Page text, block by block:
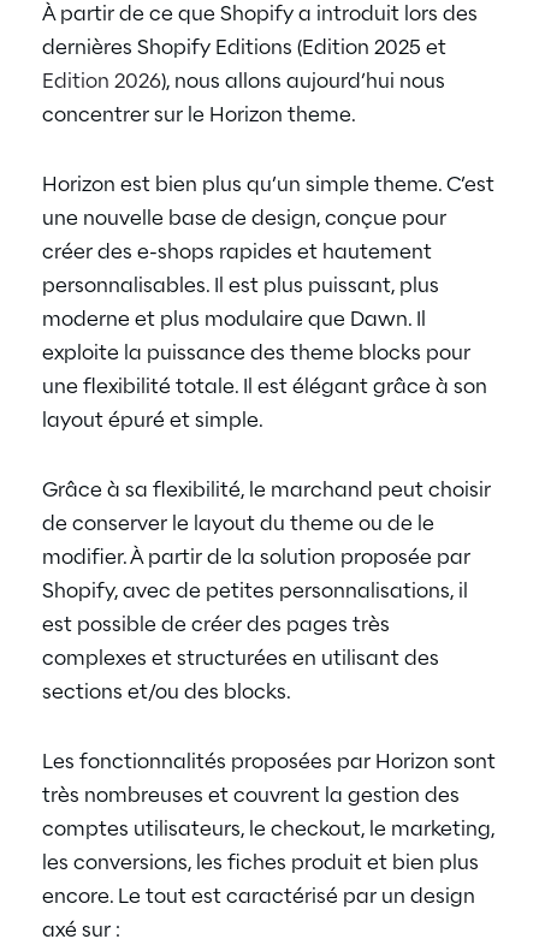
À partir de ce que Shopify a introduit lors des
dernières Shopify Editions (Edition 2025 et
Edition 2026), nous allons aujourd’hui nous
concentrer sur le Horizon theme.
Horizon est bien plus qu’un simple theme.C’est
une nouvelle base de design, conçue pour
créer des e-shops rapides et hautement
personnalisables. Il est plus puissant, plus
moderne et plus modulaire que Dawn. Il
exploite la puissance des theme blocks pour
une flexibilité totale. Il est élégant grâce à son
layout épuré et simple.
Grâce à sa flexibilité, le marchand peut choisir
de conserver le layout du theme ou de le
modifier. À partir de la solution proposée par
Shopify, avec de petites personnalisations, il
est possible de créer des pages très
complexes et structurées en utilisant des
sections et/ou des blocks.
Les fonctionnalités proposées par Horizon sont
très nombreuses et couvrent la gestion des
comptes utilisateurs, le checkout, le marketing,
les conversions, les fiches produit et bien plus
encore. Le tout est caractérisé par un design
axé sur :